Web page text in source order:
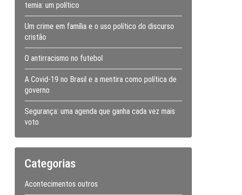
temia: um político
Um crime em família e o uso político do discurso
cristão
O antirracismo no futebol
A Covid-19 no Brasil e a mentira como política de
governo
Segurança: uma agenda que ganha cada vez mais
voto
Categorias
Acontecimentos outros